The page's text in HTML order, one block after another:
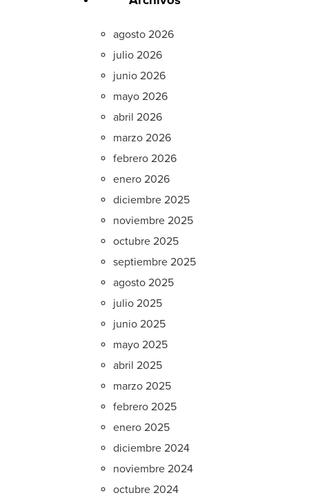
agosto 2026
julio 2026
junio 2026
mayo 2026
abril 2026
marzo 2026
febrero 2026
enero 2026
diciembre 2025
noviembre 2025
octubre 2025
septiembre 2025
agosto 2025
julio 2025
junio 2025
mayo 2025
abril 2025
marzo 2025
febrero 2025
enero 2025
diciembre 2024
noviembre 2024
octubre 2024